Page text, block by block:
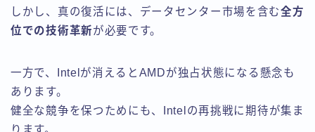
しかし、真の復活には、データセンター市場を含む全方
位での技術革新が必要です。
一方で、Intelが消えるとAMDが独占状態になる懸念も
あります。
健全な競争を保つためにも、Intelの再挑戦に期待が集ま
ります。